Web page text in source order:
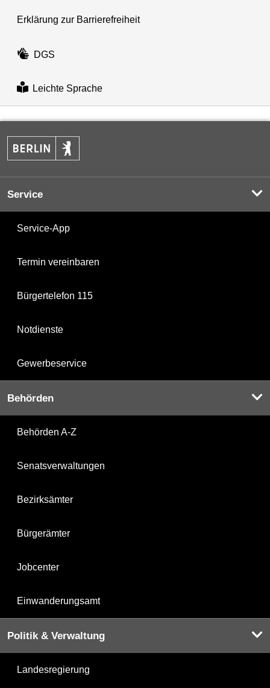
Erklärung zur Barrierefreiheit
DGS
Leichte Sprache
Service
Service-App
Termin vereinbaren
Bürgertelefon 115
Notdienste
Gewerbeservice
Behörden
Behörden A-Z
Senatsverwaltungen
Bezirksämter
Bürgerämter
Jobcenter
Einwanderungsamt
Politik & Verwaltung
Landesregierung